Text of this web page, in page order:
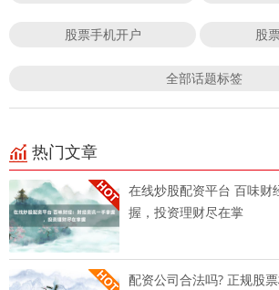
股票手机开户 股
全部话题标签
热门文章
在线炒股配资平台 百味财
握，投资理财尽在掌
配资公司合法吗? 正规股